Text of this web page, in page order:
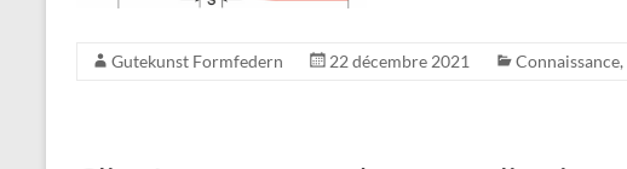
Gutekunst Formfedern 22 décembre 2021 Connaissance,